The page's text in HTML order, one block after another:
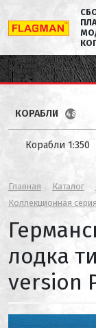
КОРАБЛИ 48
Корабли 1:350
Главная Каталог
Коллекционная
лодка
version